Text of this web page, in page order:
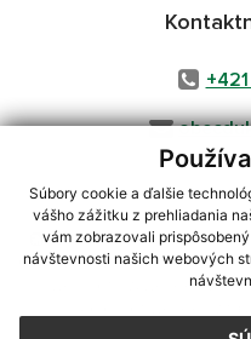
Súbory cookie a ďalšie
vášho zážitku z prehliadania
vám zobrazovali
návštevnosti našich webových
využite možnosť získavania
CMS systém (redakčný) systém
webex.digital,